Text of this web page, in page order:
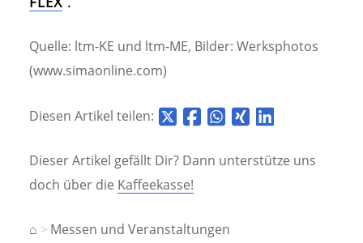
Quelle: ltm-KE und ltm-ME, Bilder: Werksphotos
(www.simaonline.com)
Diesen Artikel teilen:
Dieser Artikel gefällt Dir? Dann unterstütze uns
doch über die Kaffeekasse!
⌂ Messen und Veranstaltungen